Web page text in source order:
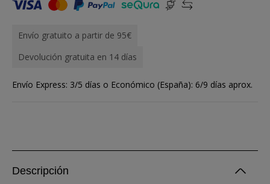
Envío gratuito a partir de 95€
Devolución gratuita en 14 días
Envío Express: 3/5 días o Económico (España): 6/9 días aprox.
Descripción